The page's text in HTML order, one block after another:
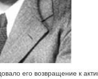
его возвращение к